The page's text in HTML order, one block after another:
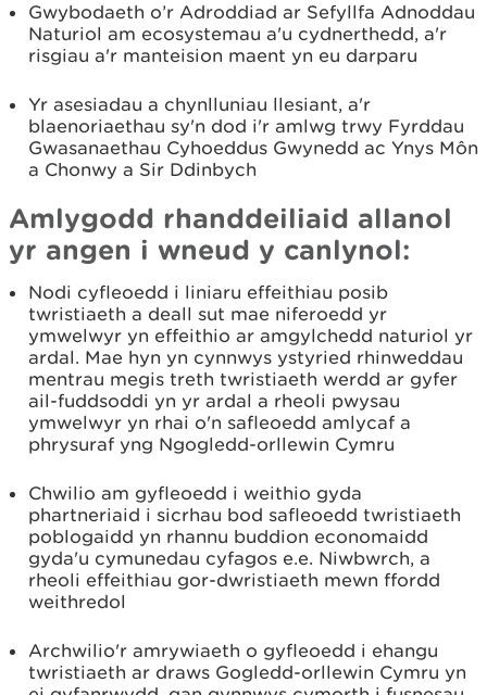
Gwybodaeth o’r Adroddiad ar Sefyllfa Adnoddau
Naturiol am ecosystemau a'u cydnerthedd, a'r
risgiau a'r manteision maent yn eu darparu
Yr asesiadau a chynlluniau llesiant, a'r
blaenoriaethau sy'n dod i'r amlwg trwy Fyrddau
Gwasanaethau Cyhoeddus Gwynedd ac Ynys Môn
a Chonwy a Sir Ddinbych
Amlygodd rhanddeiliaid allanol
yr angen i wneud y canlynol:
Nodi cyfleoedd i liniaru effeithiau posib
twristiaeth a deall sut mae niferoedd yr
ymwelwyr yn effeithio ar amgylchedd naturiol yr
ardal. Mae hyn yn cynnwys ystyried rhinweddau
mentrau megis treth twristiaeth werdd ar gyfer
ail-fuddsoddi yn yr ardal a rheoli pwysau
ymwelwyr yn rhai o'n safleoedd amlycaf a
phrysuraf yng Ngogledd-orllewin Cymru
Chwilio am gyfleoedd i weithio gyda
phartneriaid i sicrhau bod safleoedd twristiaeth
poblogaidd yn rhannu buddion economaidd
gyda'u cymunedau cyfagos e.e. Niwbwrch, a
rheoli effeithiau gor-dwristiaeth mewn ffordd
weithredol
Archwilio'r amrywiaeth o gyfleoedd i ehangu
twristiaeth ar draws Gogledd-orllewin Cymru yn